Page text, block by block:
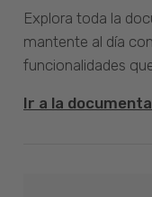
Explora toda la
mantente al día
funcionalidades
Ir a la